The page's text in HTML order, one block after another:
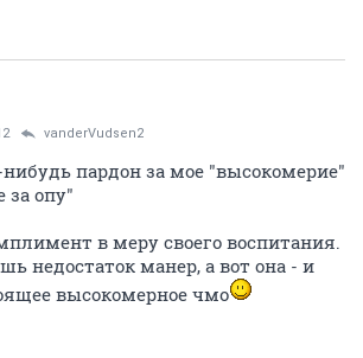
vanderVudsen2
нибудь пардон за мое "высокомерие"
за опу"
в меру своего воспитания.
недостаток манер, а вот она - и
высокомерное чмо